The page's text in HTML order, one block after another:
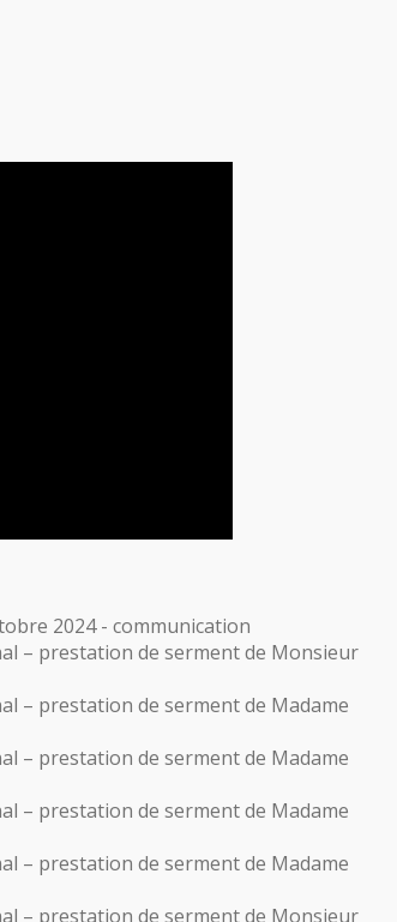
2024 - communication
– prestation de serment de Monsieur
– prestation de serment de Madame
– prestation de serment de Madame
– prestation de serment de Madame
– prestation de serment de Madame
– prestation de serment de Monsieur